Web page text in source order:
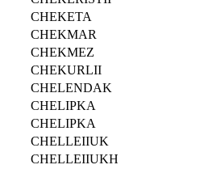
CHEKETA
CHEKMAR
CHEKMEZ
CHEKURLІI
CHELENDAK
CHELIPKA
CHELІPKA
CHELLEIIUK
CHELLEIIUKH